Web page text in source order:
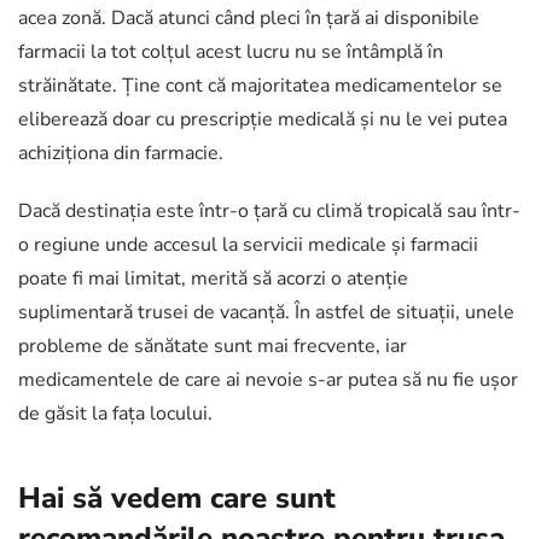
acea zonă. Dacă atunci când pleci în țară ai disponibile
farmacii la tot colțul acest lucru nu se întâmplă în
străinătate. Ține cont că majoritatea medicamentelor se
eliberează doar cu prescripție medicală și nu le vei putea
achiziționa din farmacie.
Dacă destinația este într-o țară cu climă tropicală sau într-
o regiune unde accesul la servicii medicale și farmacii
poate fi mai limitat, merită să acorzi o atenție
suplimentară trusei de vacanță. În astfel de situații, unele
probleme de sănătate sunt mai frecvente, iar
medicamentele de care ai nevoie s-ar putea să nu fie ușor
de găsit la fața locului.
Hai să vedem care sunt